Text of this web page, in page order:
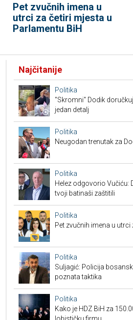
Pet zvučnih imena u
utrci za četiri mjesta u
Parlamentu BiH
Najčitanije
Politika
"Skromni" Dodik
jedan detalj
Politika
Neugodan trenutak za
Politika
Helez odgovorio Vučiću:
tvoji batinaši zaštitili
Politika
Pet zvučnih imena u
Politika
Suljagić: Policija
poznata taktika
Politika
Kako je HDZ BiH za